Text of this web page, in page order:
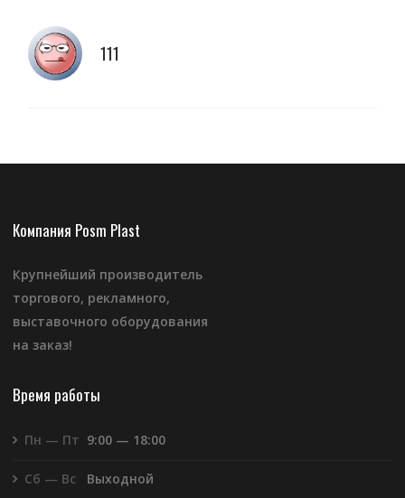
111
Компания Posm Plast
Крупнейший производитель
торгового, рекламного,
выставочного оборудования
на заказ!
Время работы
Пн — Пт 9:00 — 18:00
Сб — Вс Выходной